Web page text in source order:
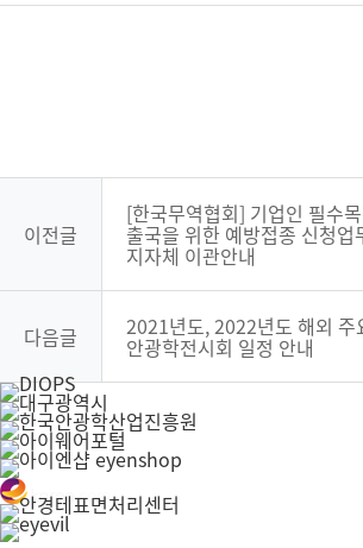
이전글
[한국무역협회] 기업인 필수
출국을 위한 예방접종 신청업
지자체 이관안내
다음글 2021년도, 2022년도 해외 주
안광학전시회 일정 안내